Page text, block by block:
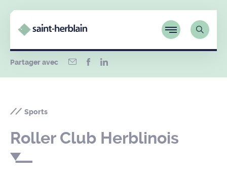
Partager avec
Sports
Roller Club Herblinois